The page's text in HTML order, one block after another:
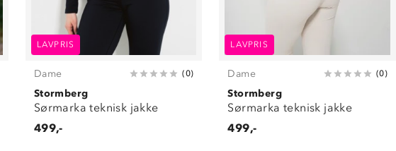
LAVPRIS
Dame (0)
Stormberg
Sørmarka teknisk jakke
499,-
LAVPRIS
Dame (0)
Stormberg
Sørmarka teknisk jakke
499,-